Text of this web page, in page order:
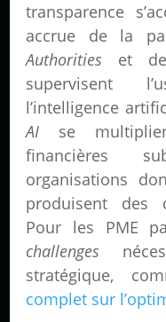
transparence
accrue de la
Authorities et
supervisent
l’intelligence
AI se
financières
organisations
produisent des
Pour les PME
challenges
stratégique,
complet sur